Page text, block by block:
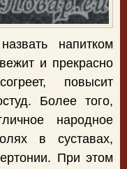
напитком
и прекрасно
повысит
Более того,
народное
в суставах,
При этом